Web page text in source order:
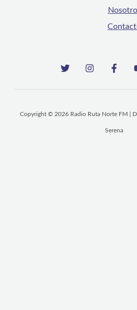
Copyright © 2026 Radio Ruta Norte FM |
Serena